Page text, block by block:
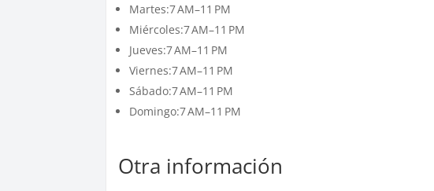
Martes:7 AM–11 PM
Miércoles:7 AM–11 PM
Jueves:7 AM–11 PM
Viernes:7 AM–11 PM
Sábado:7 AM–11 PM
Domingo:7 AM–11 PM
Otra información